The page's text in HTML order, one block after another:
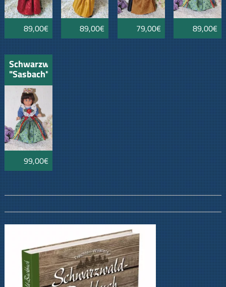
89,00€ 89,00€ 79,00€ 89,00€
Schwarzwaldpuppe
"Sasbach"
99,00€